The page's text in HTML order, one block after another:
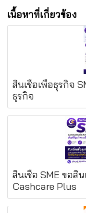
เนื้อหาที่เกี่ยวข้อง
สินเชื่อเพื่อธุรกิจ
ธุรกิจ
สินเชื่อ SME ขอสิ
Cashcare Plus